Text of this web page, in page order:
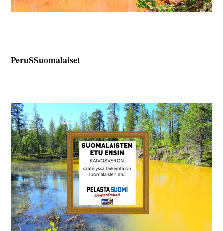
PeruSSuomalaiset